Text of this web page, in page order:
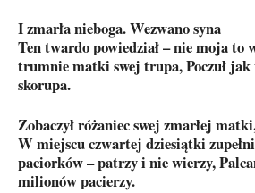
I zmarła nieboga. Wezwano syna
Ten twardo powiedział – nie moja to
trumnie matki swej trupa, Poczuł jak
skorupa.
Zobaczył różaniec swej zmarłej
W miejscu czwartej dziesiątki
paciorków – patrzy i nie wierzy,
milionów pacierzy.